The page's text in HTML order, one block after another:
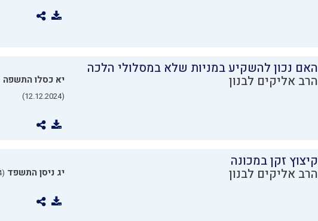
האם נכון להשקיע במניות שלא במסלולי הלכה
הרב אליקים לבנון יא כסלו התשפה
(12.12.2024)
קיצוץ זקן במכונה
הרב אליקים לבנון יג ניסן התשפד (21.04.2024)